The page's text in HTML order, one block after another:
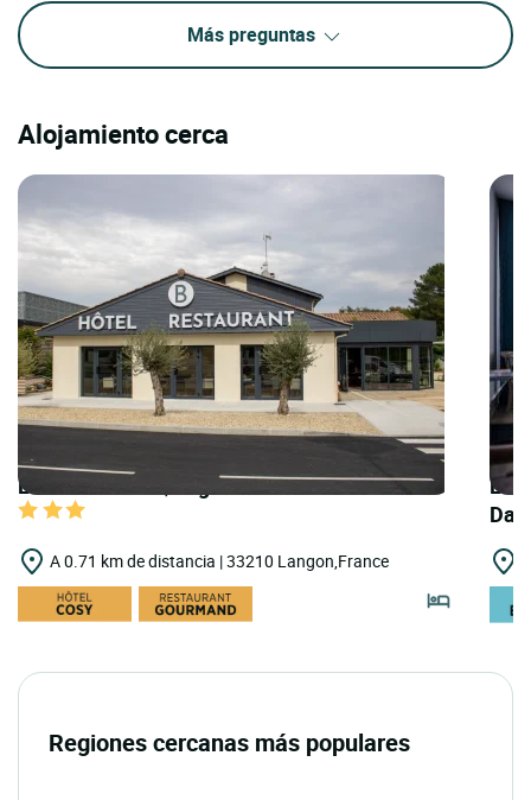
Más preguntas
Alojamiento cerca
LOGIS HOTELS | Logis Hôtel le Brennus
A 0.71 km de distancia | 33210 Langon,France
Regiones cercanas más populares